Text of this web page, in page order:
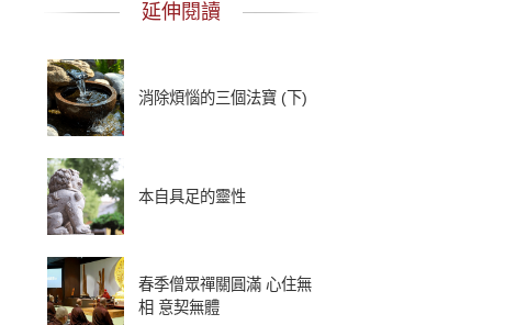
延伸閱讀
消除煩惱的三個法寶 (下)
本自具足的靈性
春季僧眾禪關圓滿 心住無
相 意契無體